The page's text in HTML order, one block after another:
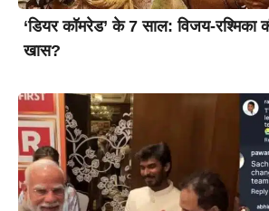
‘डियर कॉमरेड’ के 7 साल: विजय-रश्मिका
खास?